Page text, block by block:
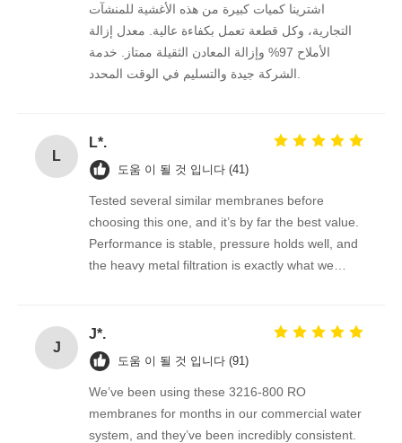
워터 필터 카트리지
주거용 RO 멤브레인
자외선 살균 소독기
산업적 수신 전용 얇은막
FRP 압력 용기
물 완화기 소금물 탱크
اشترينا كميات كبيرة من هذه الأغشية للمنشآت
التجارية، وكل قطعة تعمل بكفاءة عالية. معدل إزالة
الأملاح 97% وإزالة المعادن الثقيلة ممتاز. خدمة
L
L*.
도움 이 될 것 입니다 (41)
Tested several similar membranes before
choosing this one, and it’s by far the best value.
Performance is stable, pressure holds well, and
the heavy metal filtration is exactly what we
supplier.
J
J*.
도움 이 될 것 입니다 (91)
We’ve been using these 3216-800 RO
membranes for months in our commercial water
system, and they’ve been incredibly consistent.